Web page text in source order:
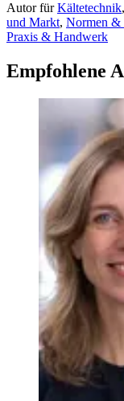
AutorfürKältetechnik,
und Markt, Normen &
Praxis & Handwerk
Empfohlene